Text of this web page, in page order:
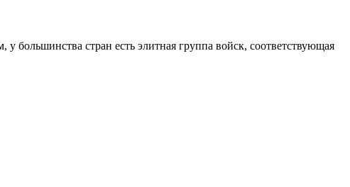
стран есть элитная группа войск, соответствующая